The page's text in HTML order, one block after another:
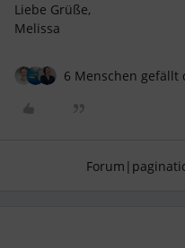
Liebe Grüße,
Melissa
6 Menschen gefällt